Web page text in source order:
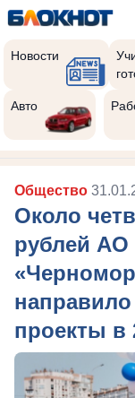
Новости
Авто
Общество
Около
рублей АО
проекты в